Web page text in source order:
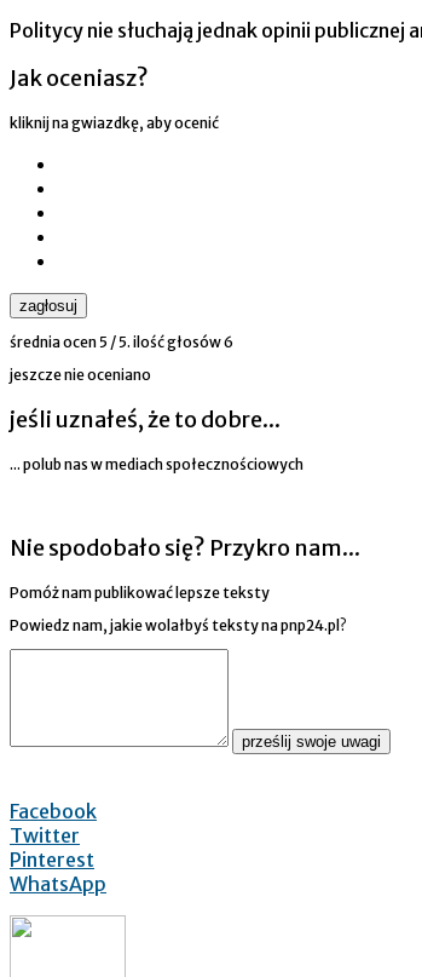
Politycy nie słuchają jednak opinii
Jak oceniasz?
kliknij na gwiazdkę, aby ocenić
zagłosuj
średnia ocen 5 / 5. ilość głosów6
jeszcze nie oceniano
jeśli uznałeś, że to dobre...
... polub nas w mediach społecznościowych
Nie spodobało się? Przykro nam...
Pomóż nam publikować lepsze teksty
Powiedz nam, jakie wolałbyś teksty na pnp24.pl?
prześlij swoje uwagi
Facebook
Twitter
Pinterest
WhatsApp